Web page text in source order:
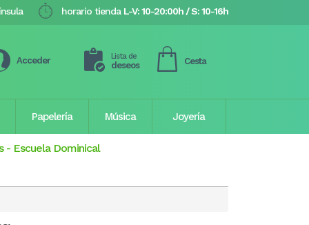
horario tienda L-V: 10-20:00h / S: 10-16h
Acceder Lista de
deseos Cesta
Papelería Música Joyería
- Escuela Dominical